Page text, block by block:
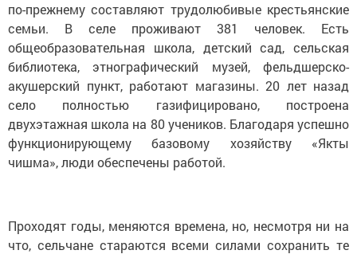
по-прежнему составляют трудолюбивые крестьянские
семьи. В селе проживают 381 человек. Есть
общеобразовательная школа, детский сад, сельская
библиотека, этнографический музей, фельдшерско-
акушерский пункт, работают магазины. 20 лет назад
село полностью газифицировано, построена
двухэтажная школа на 80 учеников. Благодаря успешно
функционирующему базовому хозяйству «Якты
чишма», люди обеспечены работой.
Проходят годы, меняются времена, но, несмотря ни на
что, сельчане стараются всеми силами сохранить те